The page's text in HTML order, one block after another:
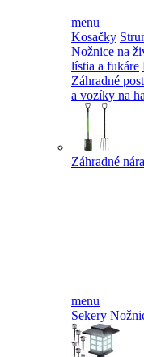
menu
Kosačky
Nožnice na
lístia a fukáre
Záhradné
a vozíky na
Záhradné
menu
Sekery